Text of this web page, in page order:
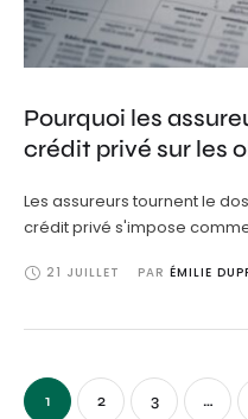
Pourquoi les
crédit privé sur les
Les assureurs tournent le
crédit privé s'impose
21 JUILLET PAR ÉMILIE
1 2 3 …